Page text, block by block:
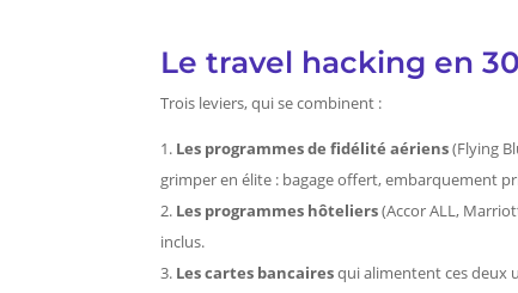
Le travel hacking en
Trois leviers, qui se combinent :
Les programmes de fidélité aériens(Flying
grimper en élite : bagage offert, embarquement
Les programmes hôteliers(Accor ALL,
inclus.
Les cartes bancairesqui alimentent ces deux